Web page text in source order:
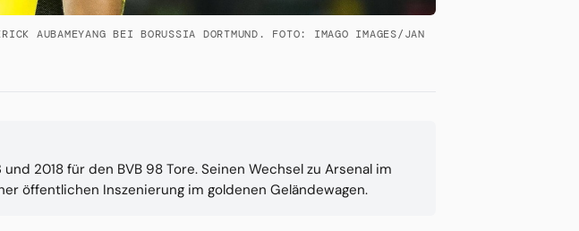
AUBAMEYANG BEI BORUSSIA DORTMUND. FOTO: IMAGO IMAGES/JAN
2018 für den BVB 98 Tore. Seinen Wechsel zu Arsenal im
öffentlichen Inszenierung im goldenen Geländewagen.